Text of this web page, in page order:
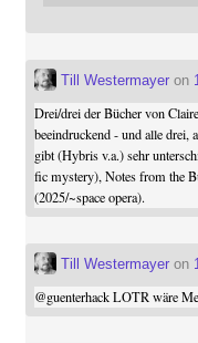
Till Westermayeron
Drei/drei der Bücher von
beeindruckend - und alle drei,
gibt (Hybris v.a.) sehr
fic mystery), Notes from the
(2025/~space opera).
Till Westermayeron
@guenterhackLOTR wäre